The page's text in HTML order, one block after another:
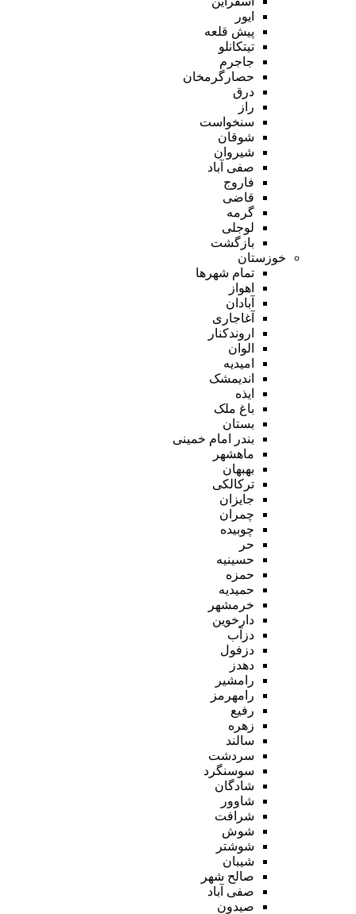
ایور
پیش قلعه
تیتکانلو
جاجرم
حصارگرمخان
درق
راز
سنخواست
شوقان
شیروان
صفی آباد
فاروج
قاضی
گرمه
لوجلی
بازگشت
خوزستان
تمام شهر‌ها
اهواز
آبادان
آغاجاری
اروندکنار
الوان
امیدیه
اندیمشک
ایذه
باغ ملک
بستان
بندر امام خمینی
ماهشهر
بهبهان
ترکالکی
جایزان
چمران
چوبیده
حر
حسینیه
حمزه
حمیدیه
خرمشهر
دارخوین
دزآب
دزفول
دهدز
رامشیر
رامهرمز
رفیع
زهره
سالند
سردشت
سوسنگرد
شادگان
شاوور
شرافت
شوش
شوشتر
شیبان
صالح شهر
صفی آباد
صیدون